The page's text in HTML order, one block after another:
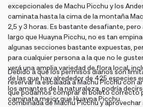
excepcionales de Machu Picchu y los
caminata hasta la cima de la montaña
2,5 y 3 horas. Es bastante desafiante, pero
largo que Huayna Picchu, no es tan
algunas secciones bastante expuestas,
para cualquier persona a la que no le
verá una amplia variedad de flora local,
de las que hay alrededor de 425 especies
los amantes de la naturaleza, podría
caminata mejor que Huayna Picchu.
Debido a que los permisos diarios son
reservar la escalada a Machu Picchu con
que podamos comprar el boleto correcto
combinada de Machu Picchu y